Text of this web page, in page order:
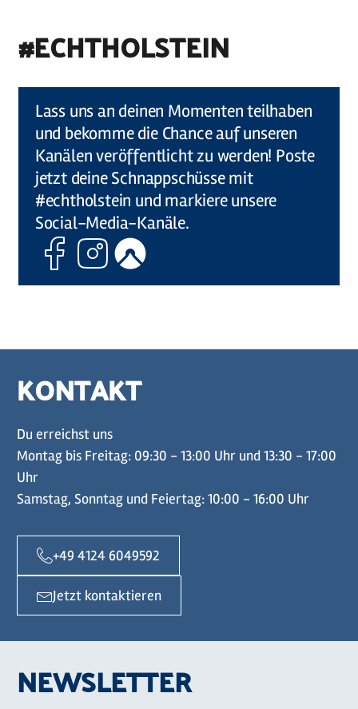
#ECHTHOLSTEIN
Lass uns an deinen Momenten teilhaben
und bekomme die Chance auf unseren
Kanälen veröffentlicht zu werden! Poste
jetzt deine Schnappschüsse mit
#echtholstein und markiere unsere
Social-Media-Kanäle.
FacebookInstagram
Komoot
KONTAKT
Du erreichst uns
Montag bis Freitag: 09:30 - 13:00 Uhr und 13:30 - 17:00
Uhr
Samstag, Sonntag und Feiertag: 10:00 - 16:00 Uhr
+49 4124 6049592
Jetzt kontaktieren
NEWSLETTER